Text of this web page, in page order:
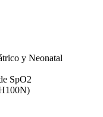
y Neonatal
SpO2